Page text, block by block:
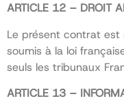
ARTICLE 12 – DROIT
Le présent contrat
soumis à la loi
seuls les tribunaux
ARTICLE 13 –